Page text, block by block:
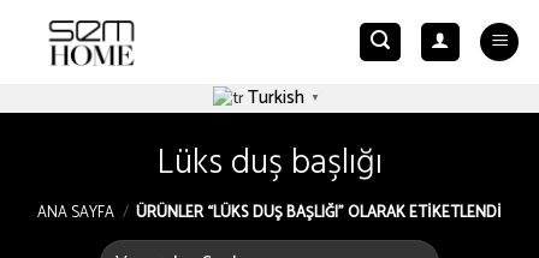
content
Turkish ▼
Lüks duş başlığı
ANA SAYFA / ÜRÜNLER “LÜKS DUŞ BAŞLIĞI” OLARAK ETIKETLENDI